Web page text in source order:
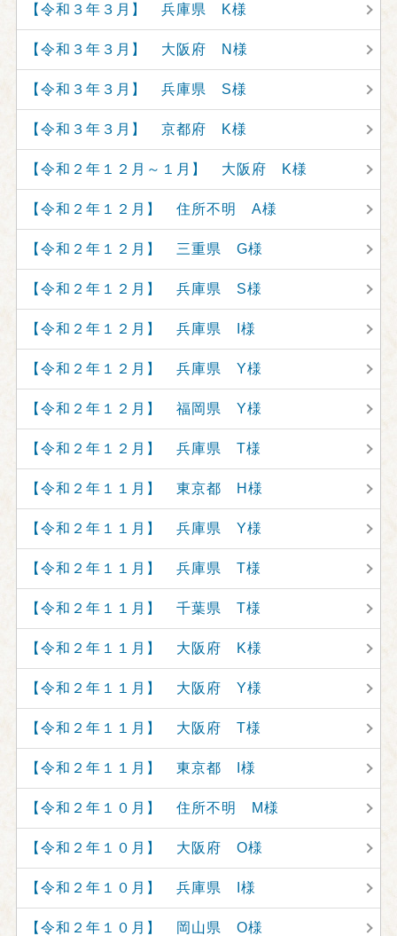
【令和３年３月】 兵庫県 K様
【令和３年３月】 大阪府 N様
【令和３年３月】 兵庫県 S様
【令和３年３月】 京都府 K様
【令和２年１２月～１月】 大阪府 K様
【令和２年１２月】 住所不明 A様
【令和２年１２月】 三重県 G様
【令和２年１２月】 兵庫県 S様
【令和２年１２月】 兵庫県 I様
【令和２年１２月】 兵庫県 Y様
【令和２年１２月】 福岡県 Y様
【令和２年１２月】 兵庫県 T様
【令和２年１１月】 東京都 H様
【令和２年１１月】 兵庫県 Y様
【令和２年１１月】 兵庫県 T様
【令和２年１１月】 千葉県 T様
【令和２年１１月】 大阪府 K様
【令和２年１１月】 大阪府 Y様
【令和２年１１月】 大阪府 T様
【令和２年１１月】 東京都 I様
【令和２年１０月】 住所不明 M様
【令和２年１０月】 大阪府 O様
【令和２年１０月】 兵庫県 I様
【令和２年１０月】 岡山県 O様